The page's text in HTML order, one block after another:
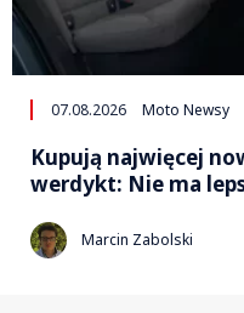
07.08.2026 Moto Newsy
Kupują najwięcej
werdykt: Nie ma
Marcin Zabolski